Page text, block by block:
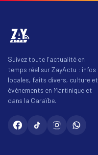
Suivez toute l'actualité en
temps réel sur ZayActu : infos
locales, faits divers, culture et
événements en Martinique et
dans la Caraïbe.